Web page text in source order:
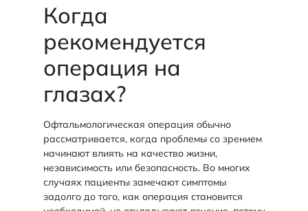
Когда
рекомендуется
операция на
глазах?
Офтальмологическая операция обычно
рассматривается, когда проблемы со зрением
начинают влиять на качество жизни,
независимость или безопасность. Во многих
случаях пациенты замечают симптомы
задолго до того, как операция становится